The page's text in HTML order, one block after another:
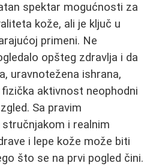
spektar mogućnosti za
kože, ali je ključ u
primeni. Ne
opšteg zdravlja i da
uravnotežena ishrana,
aktivnost neophodni
Sa pravim
i realnim
i lepe kože može biti
što se na prvi pogled čini.